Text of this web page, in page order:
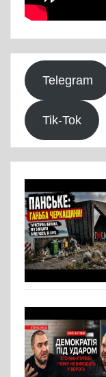
Telegram
Tik-Tok